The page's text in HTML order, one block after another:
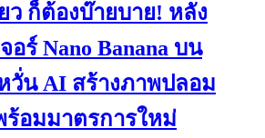
ว ก็ต้องบ๊ายบาย! หลัง
อร์ Nano Banana บน
วั่น AI สร้างภาพปลอม
ร้อมมาตรการใหม่